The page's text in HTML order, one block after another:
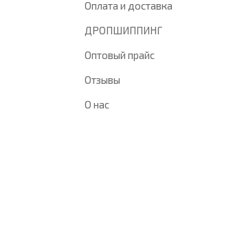
Оплата и доставка
ДРОПШИППИНГ
Оптовый прайс
Отзывы
О нас